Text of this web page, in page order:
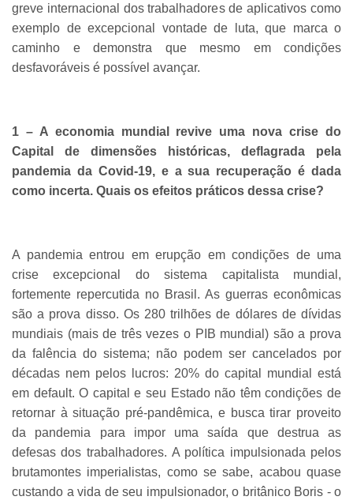
greve internacional dos trabalhadores de aplicativos como
exemplo de excepcional vontade de luta, que marca o
caminho e demonstra que mesmo em condições
desfavoráveis é possível avançar.
1 – A economia mundial revive uma nova crise do
Capital de dimensões históricas, deflagrada pela
pandemia da Covid-19, e a sua recuperação é dada
como incerta. Quais os efeitos práticos dessa crise?
A pandemia entrou em erupção em condições de uma
crise excepcional do sistema capitalista mundial,
fortemente repercutida no Brasil. As guerras econômicas
são a prova disso. Os 280 trilhões de dólares de dívidas
mundiais (mais de três vezes o PIB mundial) são a prova
da falência do sistema; não podem ser cancelados por
décadas nem pelos lucros: 20% do capital mundial está
em default. O capital e seu Estado não têm condições de
retornar à situação pré-pandêmica, e busca tirar proveito
da pandemia para impor uma saída que destrua as
defesas dos trabalhadores. A política impulsionada pelos
brutamontes imperialistas, como se sabe, acabou quase
custando a vida de seu impulsionador, o britânico Boris - o